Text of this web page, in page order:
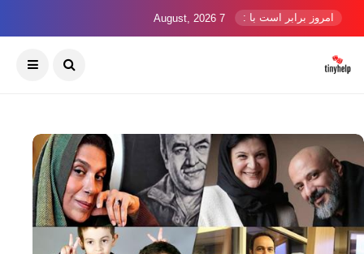
امروز برابر است با : 7 August, 2026